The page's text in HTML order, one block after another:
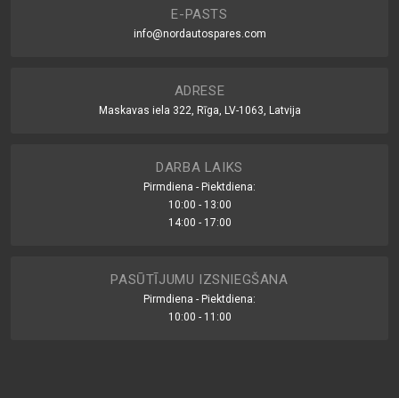
E-PASTS
info@nordautospares.com
ADRESE
Maskavas iela 322, Rīga, LV-1063, Latvija
DARBA LAIKS
Pirmdiena - Piektdiena:
10:00 - 13:00
14:00 - 17:00
PASŪTĪJUMU IZSNIEGŠANA
Pirmdiena - Piektdiena:
10:00 - 11:00